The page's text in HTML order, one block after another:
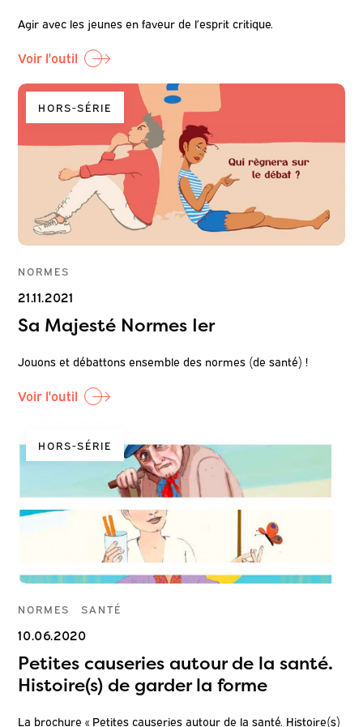
Agir avec les jeunes en faveur de l’esprit critique.
Voir l'outil
HORS-SÉRIE
NORMES
21.11.2021
Sa Majesté Normes Ier
Jouons et débattons ensemble des normes (de santé) !
Voir l'outil
HORS-SÉRIE
NORMES SANTÉ
10.06.2020
Petites causeries autour de la santé.
Histoire(s) de garder la forme
La brochure « Petites causeries autour de la santé. Histoire(s)